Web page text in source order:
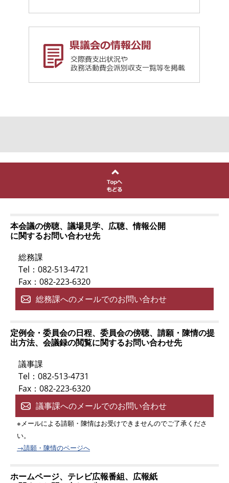
本会議の傍聴、議場見学、広聴、情報公開
に関するお問い合わせ先
総務課
Tel：082-513-4721
Fax：082-223-6320
総務課へのメールでのお問い合わせ
定例会・委員会の日程、委員会の傍聴、請願・陳情の提
出方法、会議録の閲覧に関するお問い合わせ先
議事課
Tel：082-513-4731
Fax：082-223-6320
議事課へのメールでのお問い合わせ
※メールによる請願・陳情はお受けできませんのでご了承くださ
い。
→請願・陳情のページへ
ホームページ、テレビ広報番組、広報紙